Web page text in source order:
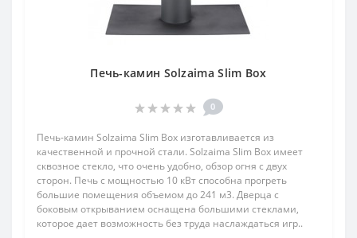
Печь-камин Solzaima Slim Box
0
Печь-камин Solzaima Slim Box изготавливается из
качественной и прочной стали. Solzaima Slim Box имеет
сквозное стекло, что очень удобно, обзор огня с двух
сторон. Печь с мощностью 10 кВт способна прогреть
большие помещения объемом до 241 м3. Дверца с
боковым открыванием оснащена большими стеклами,
которое дает возможность без труда наслаждаться игр..